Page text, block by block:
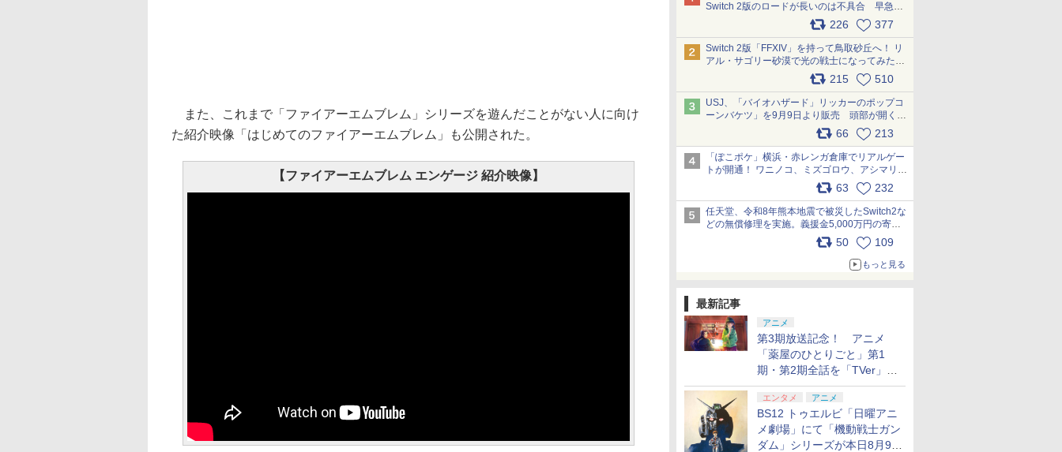
Switch 2版のロードが長いのは不具合 早急に
アップデートできるよう対応中226 377
Switch 2版「FFXIV」を持って鳥取砂丘へ！ リ
アル・サゴリー砂漠で光の戦士になってみた
215 510
USJ、「バイオハザード」リッカーのポップコ
ーンバケツ」を9月9日より販売 頭部が開く仕
組み。味は恐怖を堪のう「味噌フレーバー」
66 213
「ぽこポケ」横浜・赤レンガ倉庫でリアルゲー
トが開通！ ワニノコ、ミズゴロウ、アシマリ登
場シーンをレポート pic.x.com/LDgEByVl6D
63 232
任天堂、令和8年熊本地震で被災したSwitch2な
どの無償修理を実施。義援金5,000万円の寄付
も発表 pic.x.com/BAYsMfUfUC
50 109
もっと見る
最新記事
アニメ
第3期放送記念！ アニメ
「薬屋のひとりごと」第1
期・第2期全話を「TVer」に
て期間限定で順次無料配信開
始エンタメ アニメ
BS12 トゥエルビ「日曜アニ
メ劇場」にて「機動戦士ガン
ダム」シリーズが本日8月9日
また、これまで「ファイアーエムブレム」シリーズを遊んだことがない人に向け
た紹介映像「はじめてのファイアーエムブレム」も公開された。
【ファイアーエムブレム エンゲージ 紹介映像】